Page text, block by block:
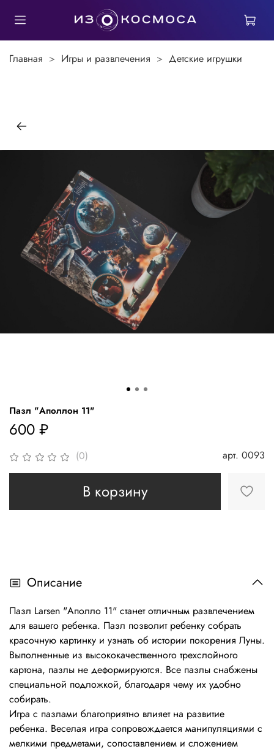
Главная Игры и развлечения Детские игрушки
(0) арт. 0093
Пазл "Аполлон 11"
600 ₽
В корзину
Описание
Пазл Larsen "Аполло 11" станет отличным развлечением
для вашего ребенка. Пазл позволит ребенку собрать
красочную картинку и узнать об истории покорения Луны.
Выполненные из высококачественного трехслойного
картона, пазлы не деформируются. Все пазлы снабжены
специальной подложкой, благодаря чему их удобно
собирать.
Игра с пазлами благоприятно влияет на развитие
ребенка. Веселая игра сопровождается манипуляциями с
мелкими предметами, сопоставлением и сложением